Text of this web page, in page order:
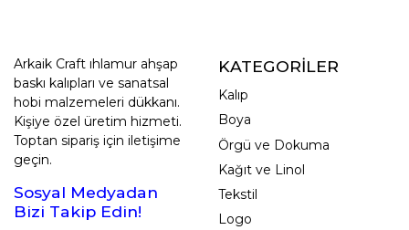
Arkaik Craft ıhlamur ahşap
baskı kalıpları ve sanatsal
hobi malzemeleri dükkanı.
Kişiye özel üretim hizmeti.
Toptan sipariş için iletişime
geçin.
Sosyal Medyadan
Bizi Takip Edin!
KATEGORİLER
Kalıp
Boya
Örgü ve Dokuma
Kağıt ve Linol
Tekstil
Logo